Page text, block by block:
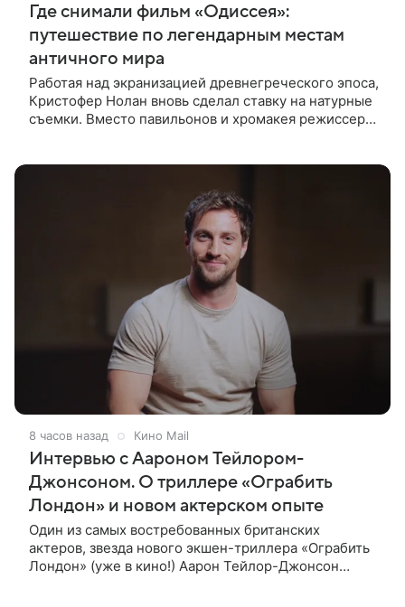
Где снимали фильм «Одиссея»:
путешествие по легендарным местам
античного мира
Работая над экранизацией древнегреческого эпоса,
Кристофер Нолан вновь сделал ставку на натурные
съемки. Вместо павильонов и хромакея режиссер
8 часов назад Кино Mail
Интервью с Аароном Тейлором-
Джонсоном. О триллере «Ограбить
Лондон» и новом актерском опыте
Один из самых востребованных британских
актеров, звезда нового экшен-триллера «Ограбить
Лондон» (уже в кино!) Аарон Тейлор-Джонсон